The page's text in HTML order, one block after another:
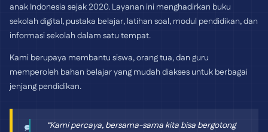
anak Indonesia sejak 2020. Layanan ini menghadirkan buku
sekolah digital, pustaka belajar, latihan soal, modul pendidikan, dan
informasi sekolah dalam satu tempat.
Kami berupaya membantu siswa, orang tua, dan guru
memperoleh bahan belajar yang mudah diakses untuk berbagai
jenjang pendidikan.
“Kami percaya, bersama-sama kita bisa bergotong